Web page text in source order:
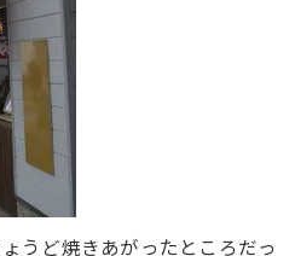
うど焼きあがったところだっ